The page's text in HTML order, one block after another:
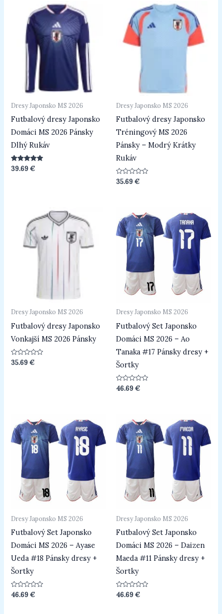
Dresy Japonsko MS 2026
Futbalový dresy Japonsko
Domáci MS 2026 Pánsky
Dlhý Rukáv
Hodnotenie
39.69€
Dresy Japonsko MS 2026
Futbalový dresy Japonsko
Tréningový MS 2026
Pánsky – Modrý Krátky
Rukáv
Hodnotenie
35.69€
Dresy Japonsko MS 2026
Futbalový dresy Japonsko
Vonkajší MS 2026 Pánsky
Hodnotenie
0
35.69€
Dresy Japonsko MS 2026
Futbalový Set Japonsko
Domáci MS 2026 – Ao
Tanaka #17 Pánsky dresy +
Šortky
Hodnotenie
0
46.69€
Dresy Japonsko MS 2026
Futbalový Set Japonsko
Domáci MS 2026 – Ayase
Ueda #18 Pánsky dresy +
Šortky
Hodnotenie
46.69€
Dresy Japonsko MS 2026
Futbalový Set Japonsko
Domáci MS 2026 – Daizen
Maeda #11 Pánsky dresy +
Šortky
Hodnotenie
46.69€